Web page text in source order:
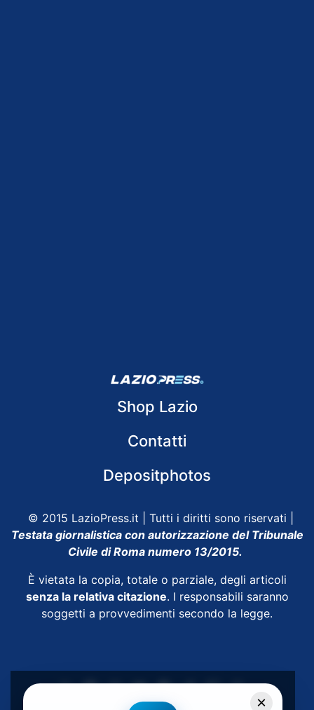
Shop Lazio
Contatti
Depositphotos
© 2015 LazioPress.it | Tutti i diritti sono riservati |
Testata giornalistica con autorizzazione del Tribunale
Civile di Roma numero 13/2015.
È vietata la copia, totale o parziale, degli articoli
senza la relativa citazione. I responsabili saranno
soggetti a provvedimenti secondo la legge.
×